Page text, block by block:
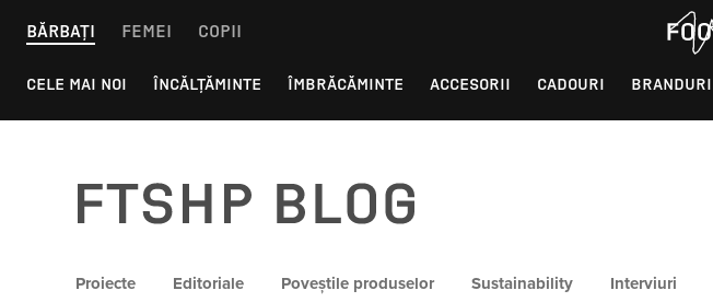
BĂRBAȚI FEMEI COPII
CELE MAI NOI ÎNCĂLȚĂMINTE ÎMBRĂCĂMINTE ACCESORII CADOURI BRANDURI
FTSHP blog
Proiecte Editoriale Poveștile produselor Sustainability Interviuri